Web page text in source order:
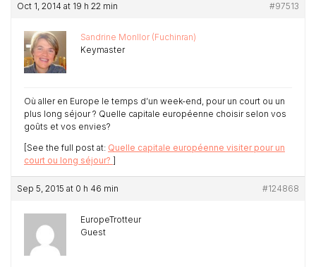
Oct 1, 2014 at 19 h 22 min #97513
Sandrine Monllor (Fuchinran)
Keymaster
Où aller en Europe le temps d’un week-end, pour un court ou un
plus long séjour ? Quelle capitale européenne choisir selon vos
goûts et vos envies?
[See the full post at: Quelle capitale européenne visiter pour un
court ou long séjour? ]
Sep 5, 2015 at 0 h 46 min #124868
EuropeTrotteur
Guest